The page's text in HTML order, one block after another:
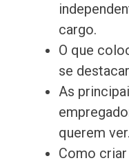
cargo.
O que
se
As
querem ver.
Como